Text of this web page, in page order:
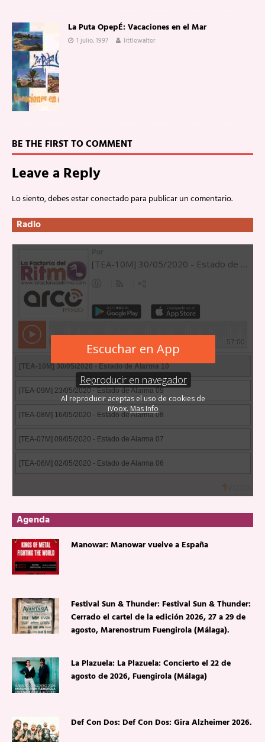
La Puta OpepÉ: Vacaciones en el Mar
1 julio, 1997 littlewalter
BE THE FIRST TO COMMENT
Leave a Reply
Lo siento, debes estarconectadopara publicar un comentario.
Radio
Agenda
Manowar: Manowar vuelve a España
Festival Sun & Thunder: Festival Sun & Thunder:
Cerrado el cartel de la edición 2026, 27 a 29 de
agosto, Marenostrum Fuengirola (Málaga).
La Plazuela: La Plazuela: Concierto el 22 de
agosto de 2026, Fuengirola (Málaga)
Def Con Dos: Def Con Dos: Gira Alzheimer 2026.